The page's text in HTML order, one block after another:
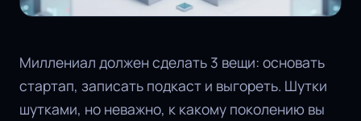
Миллениал должен сделать 3 вещи: основать
стартап, записать подкаст и выгореть. Шутки
шутками, но неважно, к какому поколению вы